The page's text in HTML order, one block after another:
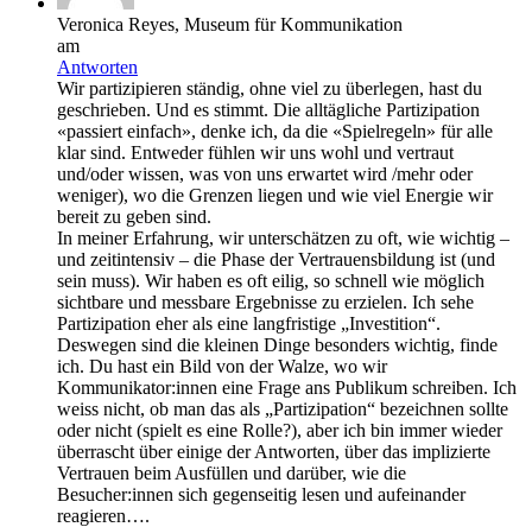
Veronica Reyes, Museum für Kommunikation
am
Antworten
Wir partizipieren ständig, ohne viel zu überlegen, hast du
geschrieben. Und es stimmt. Die alltägliche Partizipation
«passiert einfach», denke ich, da die «Spielregeln» für alle
klar sind. Entweder fühlen wir uns wohl und vertraut
und/oder wissen, was von uns erwartet wird /mehr oder
weniger), wo die Grenzen liegen und wie viel Energie wir
bereit zu geben sind.
In meiner Erfahrung, wir unterschätzen zu oft, wie wichtig –
und zeitintensiv – die Phase der Vertrauensbildung ist (und
sein muss). Wir haben es oft eilig, so schnell wie möglich
sichtbare und messbare Ergebnisse zu erzielen. Ich sehe
Partizipation eher als eine langfristige „Investition“.
Deswegen sind die kleinen Dinge besonders wichtig, finde
ich. Du hast ein Bild von der Walze, wo wir
Kommunikator:innen eine Frage ans Publikum schreiben. Ich
weiss nicht, ob man das als „Partizipation“ bezeichnen sollte
oder nicht (spielt es eine Rolle?), aber ich bin immer wieder
überrascht über einige der Antworten, über das implizierte
Vertrauen beim Ausfüllen und darüber, wie die
Besucher:innen sich gegenseitig lesen und aufeinander
reagieren….